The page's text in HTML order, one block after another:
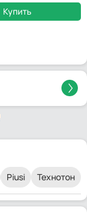
Купить
Piusi Технотон